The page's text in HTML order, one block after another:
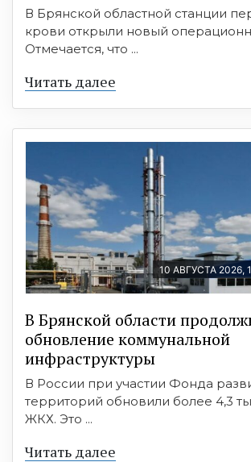
В Брянской областной станции
крови открыли новый
Отмечается, что ...
Читать далее
10 АВГУСТА 2026,
В Брянской области
обновление коммунальной
инфраструктуры
В России при участии Фонда
территорий обновили более 4,3
ЖКХ. Это ...
Читать далее